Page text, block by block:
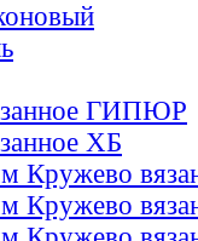
ГИПЮР
ХБ
Кружево
Кружево